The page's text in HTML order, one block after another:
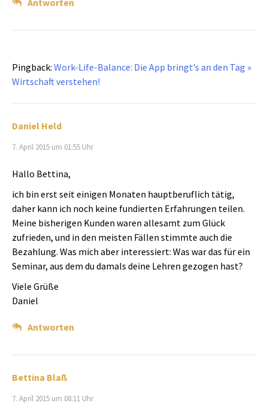
Pingback: Work-Life-Balance: Die App bringt’s an den Tag »
Wirtschaft verstehen!
Daniel Held
7. April 2015 um 01:55 Uhr
Hallo Bettina,
ich bin erst seit einigen Monaten hauptberuflich tätig,
daher kann ich noch keine fundierten Erfahrungen teilen.
Meine bisherigen Kunden waren allesamt zum Glück
zufrieden, und in den meisten Fällen stimmte auch die
Bezahlung. Was mich aber interessiert: Was war das für ein
Seminar, aus dem du damals deine Lehren gezogen hast?
Viele Grüße
Daniel
Antworten
Bettina Blaß
7. April 2015 um 08:11 Uhr